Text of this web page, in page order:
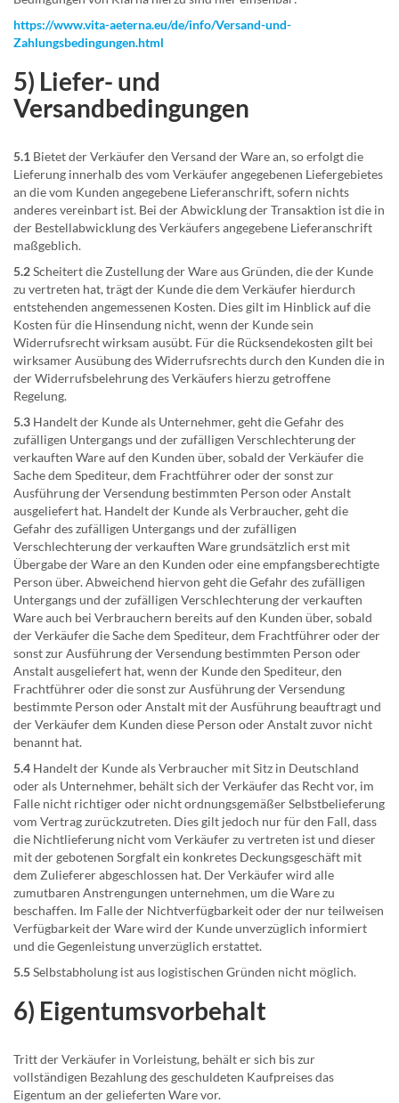
https://www.vita-aeterna.eu/de/info/Versand-und-
Zahlungsbedingungen.html
5) Liefer- und
Versandbedingungen
5.1 Bietet der Verkäufer den Versand der Ware an, so erfolgt die
Lieferung innerhalb des vom Verkäufer angegebenen Liefergebietes
an die vom Kunden angegebene Lieferanschrift, sofern nichts
anderes vereinbart ist. Bei der Abwicklung der Transaktion ist die in
der Bestellabwicklung des Verkäufers angegebene Lieferanschrift
maßgeblich.
5.2Scheitert die Zustellung der Ware aus Gründen, die der Kunde
zu vertreten hat, trägt der Kunde die dem Verkäufer hierdurch
entstehenden angemessenen Kosten. Dies gilt im Hinblick auf die
Kosten für die Hinsendung nicht, wenn der Kunde sein
Widerrufsrecht wirksam ausübt. Für die Rücksendekosten gilt bei
wirksamer Ausübung des Widerrufsrechts durch den Kunden die in
der Widerrufsbelehrung des Verkäufers hierzu getroffene
Regelung.
5.3 Handelt der Kunde als Unternehmer, geht die Gefahr des
zufälligen Untergangs und der zufälligen Verschlechterung der
verkauften Ware auf den Kunden über, sobald der Verkäufer die
Sache dem Spediteur, dem Frachtführer oder der sonst zur
Ausführung der Versendung bestimmten Person oder Anstalt
ausgeliefert hat. Handelt der Kunde als Verbraucher, geht die
Gefahr des zufälligen Untergangs und der zufälligen
Verschlechterung der verkauften Ware grundsätzlich erst mit
Übergabe der Ware an den Kunden oder eine empfangsberechtigte
Person über. Abweichend hiervon geht die Gefahr des zufälligen
Untergangs und der zufälligen Verschlechterung der verkauften
Ware auch bei Verbrauchern bereits auf den Kunden über, sobald
der Verkäufer die Sache dem Spediteur, dem Frachtführer oder der
sonst zur Ausführung der Versendung bestimmten Person oder
Anstalt ausgeliefert hat, wenn der Kunde den Spediteur, den
Frachtführer oder die sonst zur Ausführung der Versendung
bestimmte Person oder Anstalt mit der Ausführung beauftragt und
der Verkäufer dem Kunden diese Person oder Anstalt zuvor nicht
benannt hat.
5.4 Handelt der Kunde als Verbraucher mit Sitz in Deutschland
oder als Unternehmer, behält sich der Verkäufer das Recht vor, im
Falle nicht richtiger oder nicht ordnungsgemäßer Selbstbelieferung
vom Vertrag zurückzutreten. Dies gilt jedoch nur für den Fall, dass
die Nichtlieferung nicht vom Verkäufer zu vertreten ist und dieser
mit der gebotenen Sorgfalt ein konkretes Deckungsgeschäft mit
dem Zulieferer abgeschlossen hat. Der Verkäufer wird alle
zumutbaren Anstrengungen unternehmen, um die Ware zu
beschaffen. Im Falle der Nichtverfügbarkeit oder der nur teilweisen
Verfügbarkeit der Ware wird der Kunde unverzüglich informiert
und die Gegenleistung unverzüglich erstattet.
5.5Selbstabholung ist aus logistischen Gründen nicht möglich.
6) Eigentumsvorbehalt
Tritt der Verkäufer in Vorleistung, behält er sich bis zur
vollständigen Bezahlung des geschuldeten Kaufpreises das
Eigentum an der gelieferten Ware vor.